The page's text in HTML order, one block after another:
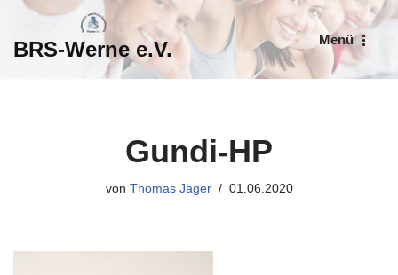
Zum
BRS-Werne e.V. Menü
Gundi-HP
von Thomas Jäger 01.06.2020